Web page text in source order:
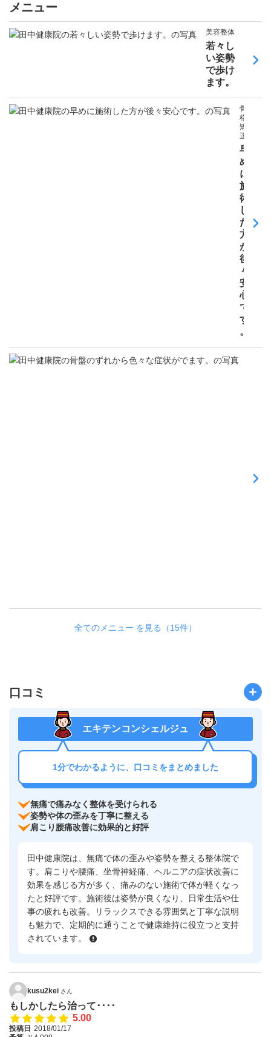
メニュー
美容整体
若々し
い姿勢
で歩け
ます。
骨
格
矯
正
早
め
に
施
術
し
た
方
が
後
々
安
心
で
す
。
ら
色
全てのメニュー を見る（15件）
口コミ
エキテンコンシェルジュ
1分でわかるように、口コミをまとめました
無痛で痛みなく整体を受けられる
姿勢や体の歪みを丁寧に整える
肩こり腰痛改善に効果的と好評
田中健康院は、無痛で体の歪みや姿勢を整える整体院で
す。肩こりや腰痛、坐骨神経痛、ヘルニアの症状改善に
効果を感じる方が多く、痛みのない施術で体が軽くなっ
たと好評です。施術後は姿勢が良くなり、日常生活や仕
事の疲れも改善。リラックスできる雰囲気と丁寧な説明
も魅力で、定期的に通うことで健康維持に役立つと支持
されています。
kusu2kei さん
もしかしたら治って････
5.00
投稿日 2018/01/17